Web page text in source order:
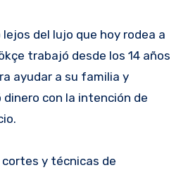
del lujo que hoy rodea a
trabajó desde los 14 años
ayudar a su familia y
con la intención de
y técnicas de